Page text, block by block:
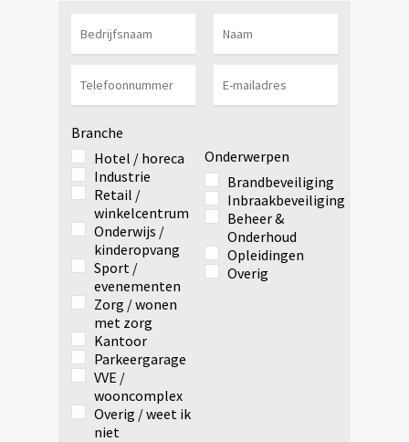
Branche
Hotel / horeca
Industrie
Retail /
winkelcentrum
Onderwijs /
kinderopvang
Sport /
evenementen
Zorg / wonen
met zorg
Kantoor
Parkeergarage
VVE /
wooncomplex
Overig / weet ik
niet
Onderwerpen
Brandbeveiliging
Inbraakbeveiliging
Beheer &
Onderhoud
Opleidingen
Overig